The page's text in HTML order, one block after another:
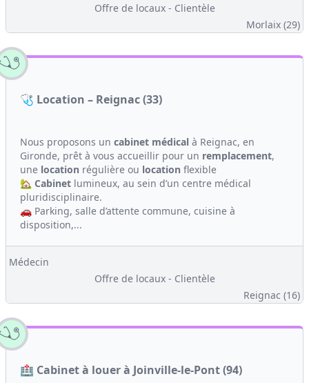
Offre de locaux - Clientèle
Morlaix (29)
🩺 Location – Reignac (33)
Nous proposons un cabinet médical à Reignac, en
Gironde, prêt à vous accueillir pour un remplacement,
une location régulière ou location flexible
🏡 Cabinet lumineux, au sein d’un centre médical
pluridisciplinaire.
🚗 Parking, salle d’attente commune, cuisine à
disposition,...
Médecin
Offre de locaux - Clientèle
Reignac (16)
🏥 Cabinet à louer à Joinville-le-Pont (94)